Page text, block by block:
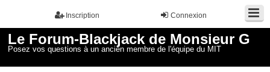
Connexion
Inscription
Le Forum-Blackjack de Monsieur G
Posez vos questions à un ancien membre de l'équipe du MIT